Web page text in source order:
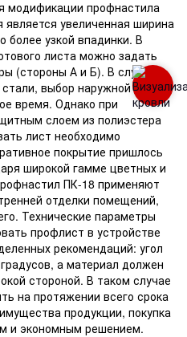
модификации профнастила
увеличенная ширина
более узкой впадинки. В
листа можно задать
(стороны А и Б). В случае
выбор наружной
время. Однако при
слоем из полиэстера
лист необходимо
покрытие пришлось
широкой гамме цветных и
ПК-18 применяют
отделки помещений,
Технические параметры
профлист в устройстве
рекомендаций: угол
а материал должен
стороной. В таком случае
на протяжении всего срока
продукции, покупка
и экономным решением.